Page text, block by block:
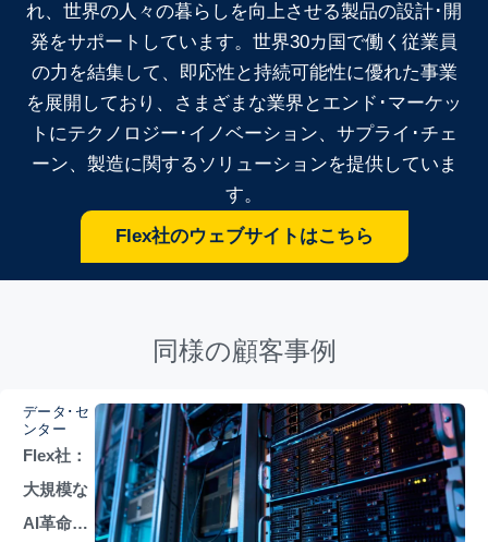
れ、世界の人々の暮らしを向上させる製品の設計･開
発をサポートしています。世界30カ国で働く従業員
の力を結集して、即応性と持続可能性に優れた事業
を展開しており、さまざまな業界とエンド･マーケッ
トにテクノロジー･イノベーション、サプライ･チェ
ーン、製造に関するソリューションを提供していま
す。
Flex社のウェブサイトはこちら
同様の顧客事例
データ･セ
ンター
Flex社：
大規模な
AI革命を